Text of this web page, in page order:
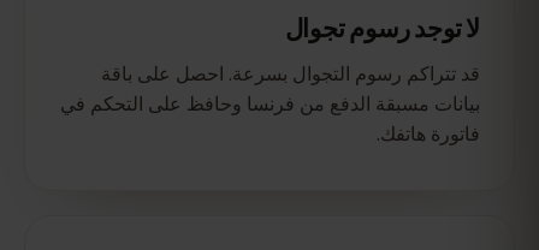
لا توجد رسوم تجوال
قد تتراكم رسوم التجوال بسرعة. احصل على باقة
بيانات مسبقة الدفع من فرنسا وحافظ على التحكم في
فاتورة هاتفك.